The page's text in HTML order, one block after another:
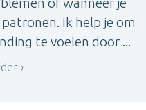
Ik help je om
te voelen door ...